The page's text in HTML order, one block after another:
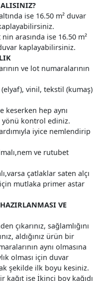
ise 16.50 m² duvar
arasında ise 16.50 m²
kaplayabilirsiniz.
ve lot numaralarının
vinil, tekstil (kumaş)
keserken hep aynı
kontrol ediniz.
iyice nemlendirip
ve rutubet
çatlaklar saten alçı
mutlaka primer astar
VE
çıkarınız, sağlamlığını
aldığınız ürün bir
aynı olmasına
olması için duvar
şekilde ilk boyu kesiniz.
kağıt ise İkinci boy kağıdı